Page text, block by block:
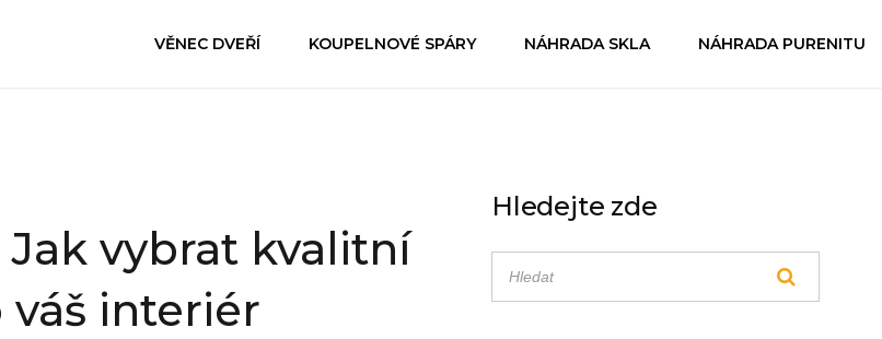
VĚNEC DVEŘÍ KOUPELNOVÉ SPÁRY NÁHRADA SKLA NÁHRADA PURENITU
vybrat kvalitní
interiér
Hledejte zde